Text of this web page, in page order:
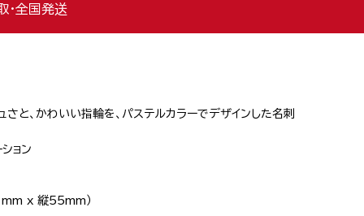
・全国発送
さと、かわいい指輪を、パステルカラーでデザインした名刺
ョン
x 縦55mm）